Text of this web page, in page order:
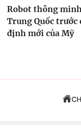
Robot thông
Trung Quốc trước
định mới của Mỹ